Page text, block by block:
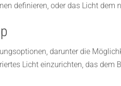
definieren, oder das Licht dem
darunter die
Licht einzurichten, das dem